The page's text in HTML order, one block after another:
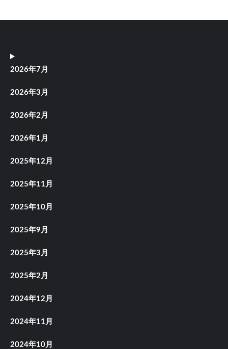
2026年7月
2026年3月
2026年2月
2026年1月
2025年12月
2025年11月
2025年10月
2025年9月
2025年3月
2025年2月
2024年12月
2024年11月
2024年10月